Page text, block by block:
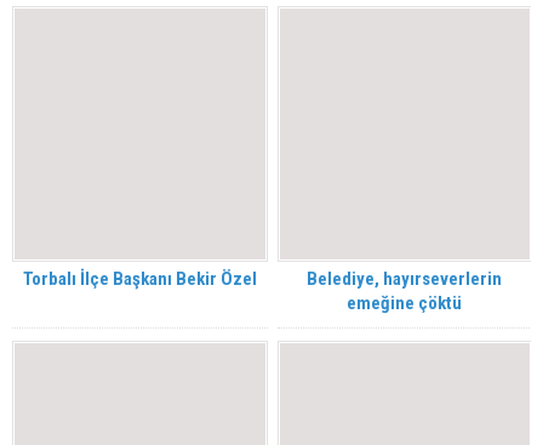
Torbalı İlçe Başkanı Bekir Özel
Belediye, hayırseverlerin
emeğine çöktü